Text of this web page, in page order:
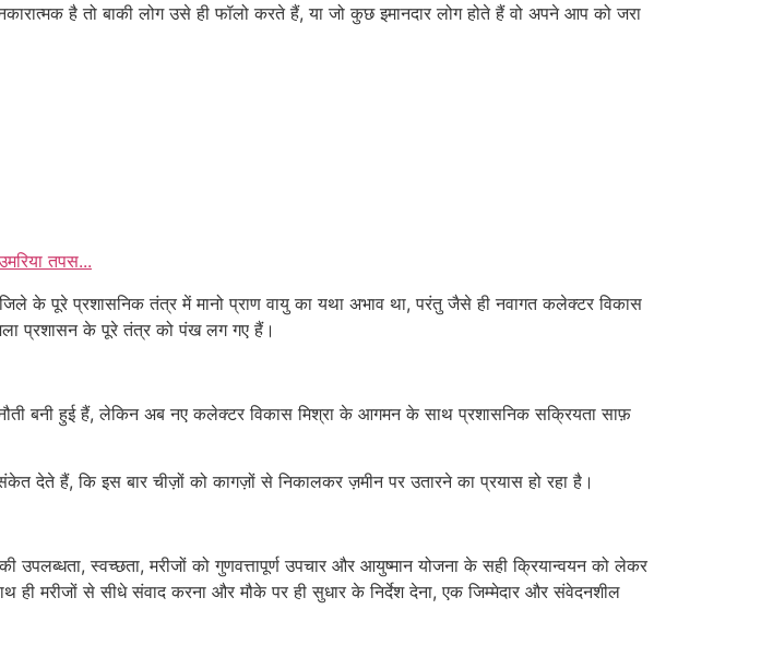
है तो बाकी लोग उसे ही फॉलो करते हैं, या जो कुछ इमानदार लोग होते हैं वो अपने आप को जरा
तपस...
के पूरे प्रशासनिक तंत्र में मानो प्राण वायु का यथा अभाव था, परंतु जैसे ही नवागत कलेक्टर विकास
प्रशासन के पूरे तंत्र को पंख लग गए हैं।
बनी हुई हैं, लेकिन अब नए कलेक्टर विकास मिश्रा के आगमन के साथ प्रशासनिक सक्रियता साफ़
देते हैं, कि इस बार चीज़ों को कागज़ों से निकालकर ज़मीन पर उतारने का प्रयास हो रहा है।
उपलब्धता, स्वच्छता, मरीजों को गुणवत्तापूर्ण उपचार और आयुष्मान योजना के सही क्रियान्वयन को लेकर
ही मरीजों से सीधे संवाद करना और मौके पर ही सुधार के निर्देश देना, एक जिम्मेदार और संवेदनशील